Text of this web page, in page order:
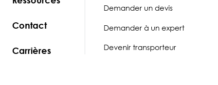
Contact
Carrières
Demander un devis
Demander à un expert
Devenir transporteur